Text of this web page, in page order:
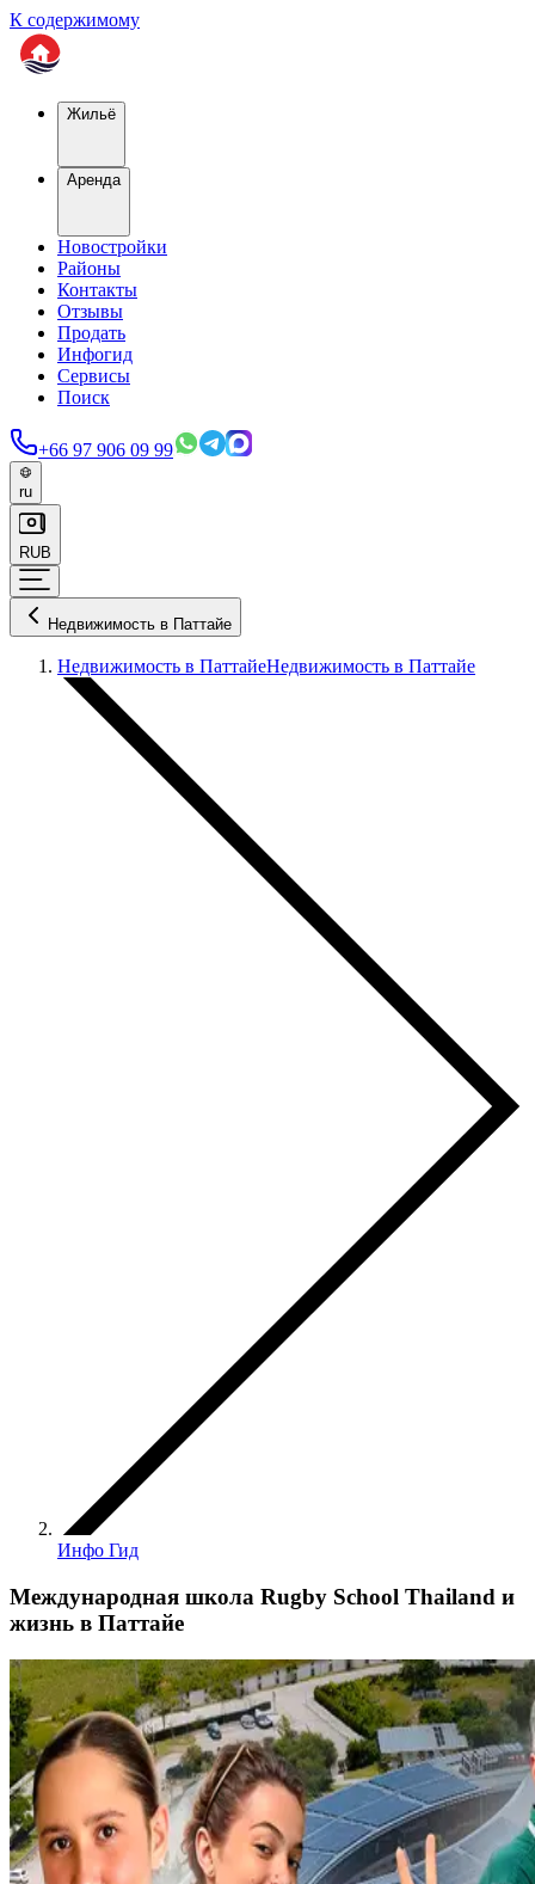
К содержимому
Жильё
Аренда
Новостройки
Районы
Контакты
Отзывы
Продать
Инфогид
Сервисы
Поиск
+66 97 906 09 99
ru
RUB
Недвижимость в Паттайе
Недвижимость в ПаттайеНедвижимость в Паттайе
Инфо Гид
Международная школа Rugby School Thailand и
жизнь в Паттайе